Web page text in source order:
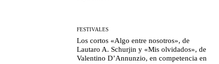
FESTIVALES
Los cortos «Algo entre nosotros», de
Lautaro A. Schurjin y «Mis olvidados», de
Valentino D’Annunzio, en competencia en